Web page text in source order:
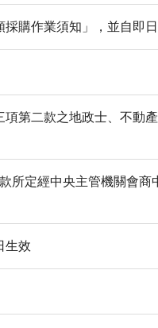
購作業須知」，並自即日
項第二款之地政士、不動
所定經中央主管機關會商
生效